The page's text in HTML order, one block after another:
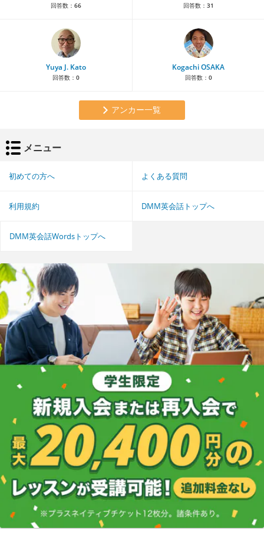
回答数： 66 回答数： 31
Yuya J. Kato
回答数： 0
Kogachi OSAKA
回答数： 0
アンカー一覧
メニュー
初めての方へ よくある質問
利用規約 DMM英会話トップへ
DMM英会話Wordsトップへ